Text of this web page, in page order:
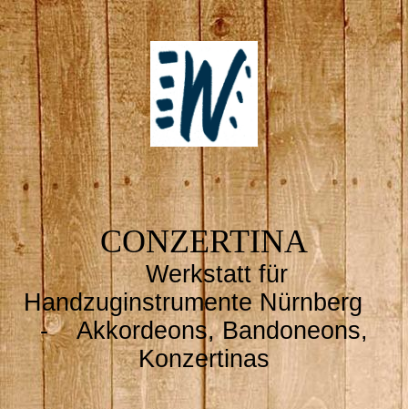
CONZERTINA
Werkstatt für
Handzuginstrumente Nürnberg
- Akkordeons, Bandoneons,
Konzertinas